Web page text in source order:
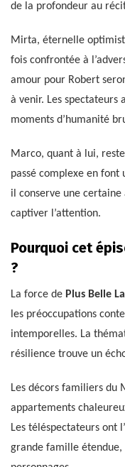
de la profondeur au
Mirta, éternelle
fois confrontée à
amour pour Robert
à venir. Les
moments d’humanité
Marco, quant à lui,
passé complexe en
il conserve une
captiver l’attention.
Pourquoi cet
?
La force de Plus Belle
les préoccupations
intemporelles. La
résilience trouve un
Les décors familiers du
appartements
Les téléspectateurs ont
grande famille étendue,